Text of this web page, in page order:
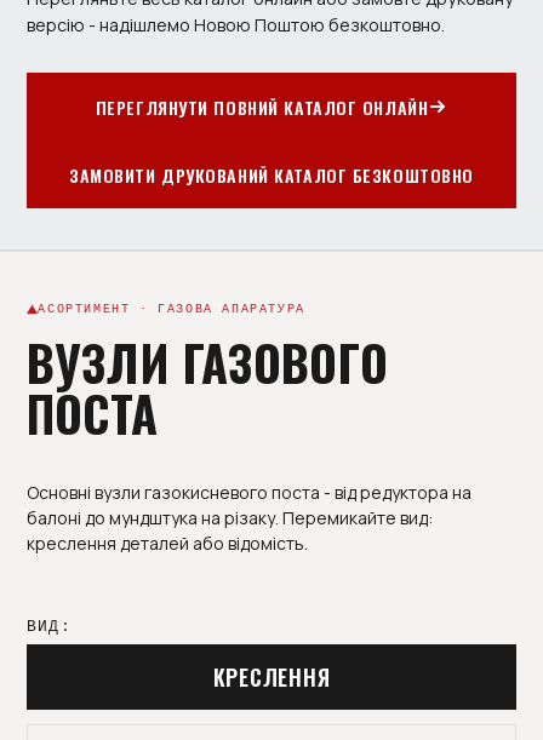
версію - надішлемо Новою Поштою безкоштовно.
ПЕРЕГЛЯНУТИ ПОВНИЙ КАТАЛОГ ОНЛАЙН
ЗАМОВИТИ ДРУКОВАНИЙ КАТАЛОГ БЕЗКОШТОВНО
АСОРТИМЕНТ · ГАЗОВА АПАРАТУРА
ВУЗЛИ ГАЗОВОГО
ПОСТА
Основні вузли газокисневого поста - від редуктора на
балоні до мундштука на різаку. Перемикайте вид:
креслення деталей або відомість.
ВИД:
КРЕСЛЕННЯ